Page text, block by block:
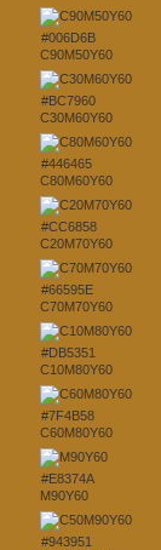
#006D6B
C90M50Y60
#BC7960
C30M60Y60
#446465
C80M60Y60
#CC6858
C20M70Y60
#66595E
C70M70Y60
#DB5351
C10M80Y60
#7F4B58
C60M80Y60
#E8374A
M90Y60
#943951